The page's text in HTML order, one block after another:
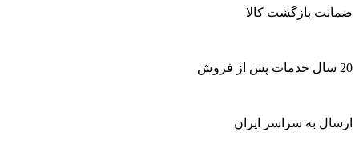
ضمانت بازگشت کالا
20 سال خدمات پس از فروش
ارسال به سراسر ایران